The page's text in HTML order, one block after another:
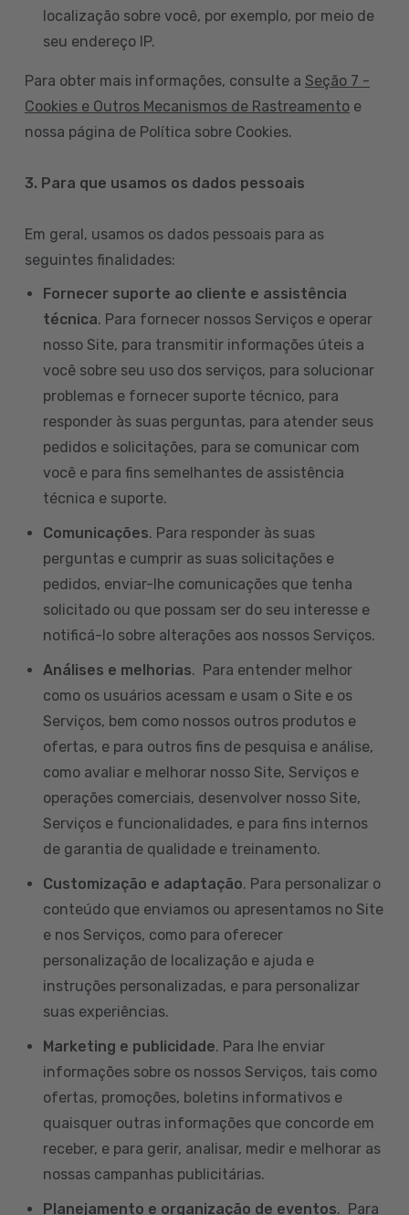
localização sobre você, por exemplo, por meio de
seu endereço IP.
Para obter mais informações, consulte a Seção 7 -
Cookies e Outros Mecanismos de Rastreamento e
nossa página de Política sobre Cookies.
3. Para que usamos os dados pessoais
Em geral, usamos os dados pessoais para as
seguintes finalidades:
Fornecer suporte ao cliente e assistência
técnica. Para fornecer nossos Serviços e operar
nosso Site, para transmitir informações úteis a
você sobre seu uso dos serviços, para solucionar
problemas e fornecer suporte técnico, para
responder às suas perguntas, para atender seus
pedidos e solicitações, para se comunicar com
você e para fins semelhantes de assistência
técnica e suporte.
Comunicações. Para responder às suas
perguntas e cumprir as suas solicitações e
pedidos, enviar-lhe comunicações que tenha
solicitado ou que possam ser do seu interesse e
notificá-lo sobre alterações aos nossos Serviços.
Análises e melhorias. Para entender melhor
como os usuários acessam e usam o Site e os
Serviços, bem como nossos outros produtos e
ofertas, e para outros fins de pesquisa e análise,
como avaliar e melhorar nosso Site, Serviços e
operações comerciais, desenvolver nosso Site,
Serviços e funcionalidades, e para fins internos
de garantia de qualidade e treinamento.
Customização e adaptação. Para personalizar o
conteúdo que enviamos ou apresentamos no Site
e nos Serviços, como para oferecer
personalização de localização e ajuda e
instruções personalizadas, e para personalizar
suas experiências.
Marketing e publicidade. Para lhe enviar
informações sobre os nossos Serviços, tais como
ofertas, promoções, boletins informativos e
quaisquer outras informações que concorde em
receber, e para gerir, analisar, medir e melhorar as
nossas campanhas publicitárias.
Planejamento e organização de eventos. Para